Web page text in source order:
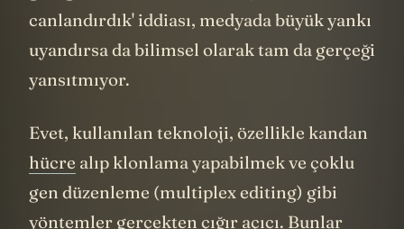
geri getirdik, nesli tükenmiş bir türü
canlandırdık' iddiası, medyada büyük yankı
uyandırsa da bilimsel olarak tam da gerçeği
Evet, kullanılan teknoloji, özellikle kandan
hücrealıp klonlama yapabilmek ve çoklu
gen düzenleme (multiplex editing) gibi